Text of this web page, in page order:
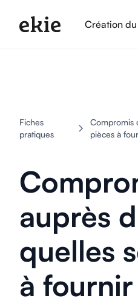
Création
Fiches
pratiques
Compromis
pièces à
auprès
quelles
à